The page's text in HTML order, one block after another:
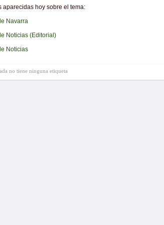
aparecidas hoy sobre el tema:
Navarra
Noticias (Editorial)
Noticias
no tiene ninguna etiqueta